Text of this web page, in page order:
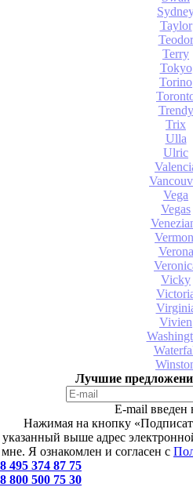
Taylor
Teodor
Terry
Tokyo
Torino
Trendy
Trix
Ulla
Ulric
Vega
Vegas
Verona
Vicky
Vivien
Лучшие
E-mail введен
Нажимая на кнопку
указанный выше адрес
мне. Я ознакомлен и согласен с
8 495 374 87 75
8 800 500 75 30